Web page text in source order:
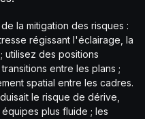
la mitigation des risques :
régissant l'éclairage, la
des positions
entre les plans ;
spatial entre les cadres.
le risque de dérive,
plus fluide ; les